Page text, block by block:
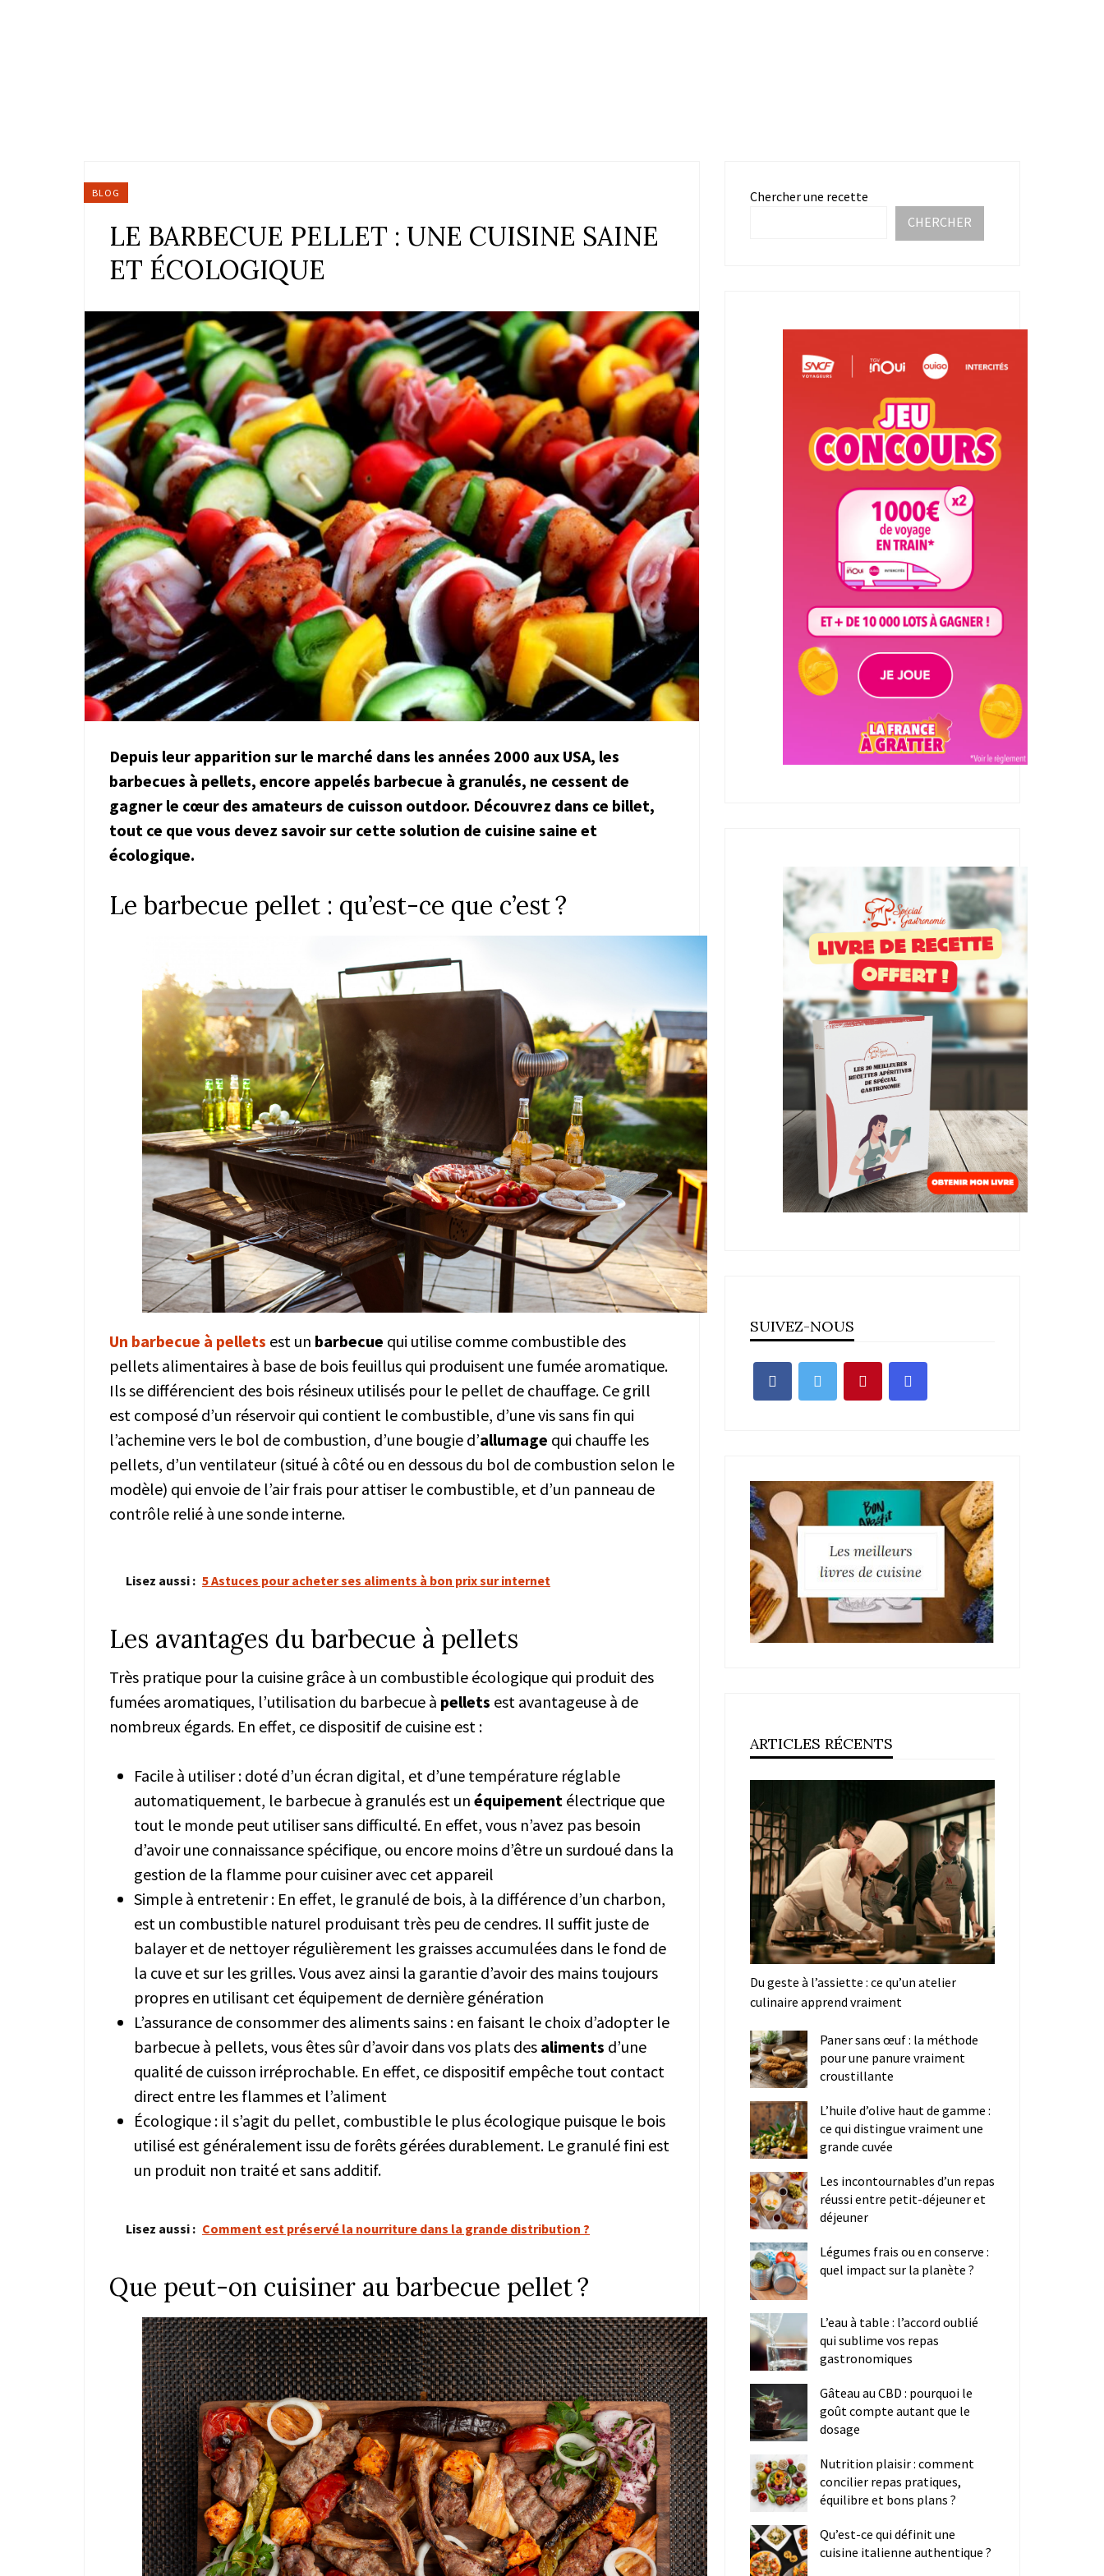
BLOG
LE BARBECUE PELLET : UNE CUISINE SAINE
ET ÉCOLOGIQUE
Depuis leur apparition sur le marché dans les années 2000 aux USA, les
barbecues à pellets, encore appelés barbecue à granulés, ne cessent de
gagner le cœur des amateurs de cuisson outdoor. Découvrez dans ce billet,
tout ce que vous devez savoir sur cette solution de cuisine saine et
écologique.
Le barbecue pellet : qu’est-ce que c’est ?
Un barbecue à pellets est un barbecue qui utilise comme combustible des
pellets alimentaires à base de bois feuillus qui produisent une fumée aromatique.
Ils se différencient des bois résineux utilisés pour le pellet de chauffage. Ce grill
est composé d’un réservoir qui contient le combustible, d’une vis sans fin qui
l’achemine vers le bol de combustion, d’une bougie d’allumage qui chauffe les
pellets, d’un ventilateur (situé à côté ou en dessous du bol de combustion selon le
modèle) qui envoie de l’air frais pour attiser le combustible, et d’un panneau de
contrôle relié à une sonde interne.
Lisez aussi : 5 Astuces pour acheter ses aliments à bon prix sur internet
Les avantages du barbecue à pellets
Très pratique pour la cuisine grâce à un combustible écologique qui produit des
fumées aromatiques, l’utilisation du barbecue à pellets est avantageuse à de
nombreux égards. En effet, ce dispositif de cuisine est :
Facile à utiliser : doté d’un écran digital, et d’une température réglable
automatiquement, le barbecue à granulés est un équipement électrique que
tout le monde peut utiliser sans difficulté. En effet, vous n’avez pas besoin
d’avoir une connaissance spécifique, ou encore moins d’être un surdoué dans la
gestion de la flamme pour cuisiner avec cet appareil
Simple à entretenir : En effet, le granulé de bois, à la différence d’un charbon,
est un combustible naturel produisant très peu de cendres. Il suffit juste de
balayer et de nettoyer régulièrement les graisses accumulées dans le fond de
la cuve et sur les grilles. Vous avez ainsi la garantie d’avoir des mains toujours
propres en utilisant cet équipement de dernière génération
L’assurance de consommer des aliments sains : en faisant le choix d’adopter le
barbecue à pellets, vous êtes sûr d’avoir dans vos plats des aliments d’une
qualité de cuisson irréprochable. En effet, ce dispositif empêche tout contact
direct entre les flammes et l’aliment
Écologique : il s’agit du pellet, combustible le plus écologique puisque le bois
utilisé est généralement issu de forêts gérées durablement. Le granulé fini est
un produit non traité et sans additif.
Lisez aussi : Comment est préservé la nourriture dans la grande distribution ?
Que peut-on cuisiner au barbecue pellet ?
Chercher une recette
CHERCHER
SUIVEZ-NOUS
ARTICLES RÉCENTS
Du geste à l’assiette : ce qu’un atelier
culinaire apprend vraiment
Paner sans œuf : la méthode
pour une panure vraiment
croustillante
L’huile d’olive haut de gamme :
ce qui distingue vraiment une
grande cuvée
Les incontournables d’un repas
réussi entre petit-déjeuner et
déjeuner
Légumes frais ou en conserve :
quel impact sur la planète ?
L’eau à table : l’accord oublié
qui sublime vos repas
gastronomiques
Gâteau au CBD : pourquoi le
goût compte autant que le
dosage
Nutrition plaisir : comment
concilier repas pratiques,
équilibre et bons plans ?
Qu’est-ce qui définit une
cuisine italienne authentique ?